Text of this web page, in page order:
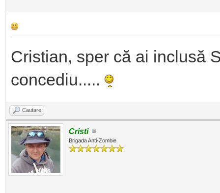
Cristian, sper că ai inclusă
concediu.....
Cautare
Cristi
Brigada Anti-Zombie